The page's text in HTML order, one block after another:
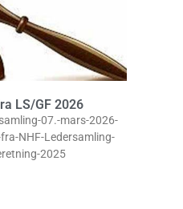
LS/GF 2026
07.-mars-2026-
NHF-Ledersamling-
2025